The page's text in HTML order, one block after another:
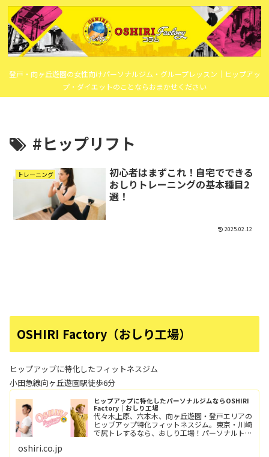
登戸・向ヶ丘遊園の女性向けパーソナルジム・グループレッスン｜ヒップアッ
プ・ダイエットのことならおまかせください
#ヒップリフト
トレーニング
初心者はまずこれ！自宅でできる
おしりトレーニングの基本種目2
選！
2025.02.12
OSHIRI Factory（おしり工場）
ヒップアップに特化したフィットネスジム
小田急線向ヶ丘遊園駅徒歩6分
ヒップアップに特化したパーソナルジムならOSHIRI
Factory｜おしり工場
代々木上原、六本木、向ヶ丘遊園・登戸エリアの
ヒップアップ特化フィットネスジム。東京・川崎
で尻トレするなら、おしり工場！パーソナルトレ
oshiri.co.jp